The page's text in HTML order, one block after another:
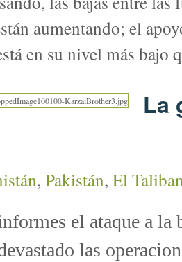
aumentando; el
en su nivel más bajo
La
, Pakistán, El
el ataque a la
las